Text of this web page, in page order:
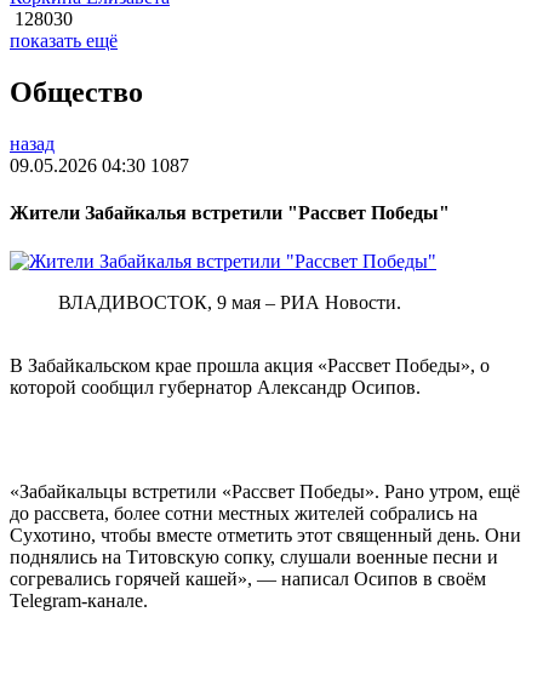
128030
показать ещё
Общество
назад
09.05.2026 04:30 1087
Жители Забайкалья встретили "Рассвет Победы"
ВЛАДИВОСТОК, 9 мая – РИА Новости.
В Забайкальском крае прошла акция «Рассвет Победы», о
которой сообщил губернатор Александр Осипов.
«Забайкальцы встретили «Рассвет Победы». Рано утром, ещё
до рассвета, более сотни местных жителей собрались на
Сухотино, чтобы вместе отметить этот священный день. Они
поднялись на Титовскую сопку, слушали военные песни и
согревались горячей кашей», — написал Осипов в своём
Telegram-канале.